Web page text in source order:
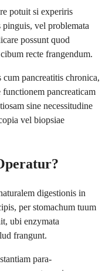
potuit si experiris
vel problemata
possunt quod
recte frangendum.
pancreatitis chronica,
pancreaticam
sine necessitudine
vel biopsiae
digestionis in
per stomachum tuum
ubi enzymata
frangunt.
para-